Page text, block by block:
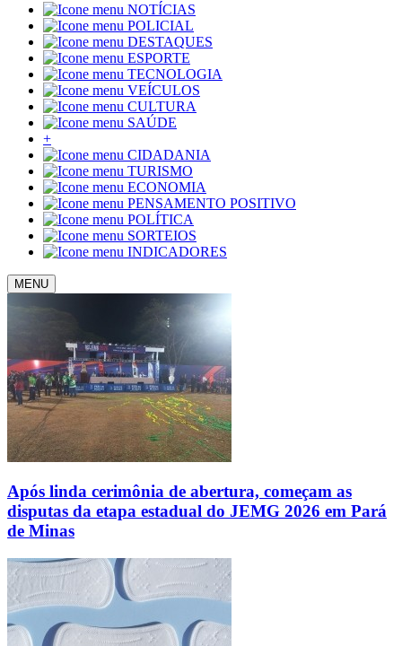
NOTÍCIAS
POLICIAL
DESTAQUES
ESPORTE
TECNOLOGIA
VEÍCULOS
CULTURA
SAÚDE
+
CIDADANIA
TURISMO
ECONOMIA
PENSAMENTO POSITIVO
POLÍTICA
SORTEIOS
INDICADORES
MENU
Após linda cerimônia de abertura, começam as
disputas da etapa estadual do JEMG 2026 em Pará
de Minas